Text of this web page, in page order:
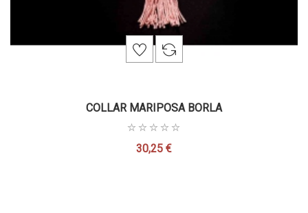
COLLAR MARIPOSA BORLA
Precio
30,25 €